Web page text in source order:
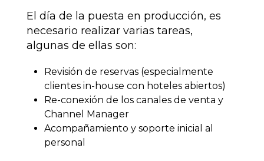
El día de la puesta en producción, es
necesario realizar varias tareas,
algunas de ellas son:
Revisión de reservas (especialmente
clientes in-house con hoteles abiertos)
Re-conexión de los canales de venta y
Channel Manager
Acompañamiento y soporte inicial al
personal